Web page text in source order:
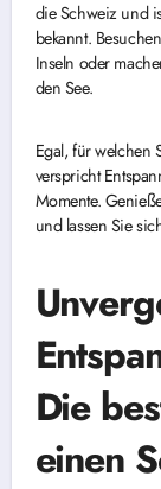
die Schweiz und
bekannt.
Inseln oder
den See.
Egal, für welchen
verspricht
Momente.
und lassen Sie
Die
einen